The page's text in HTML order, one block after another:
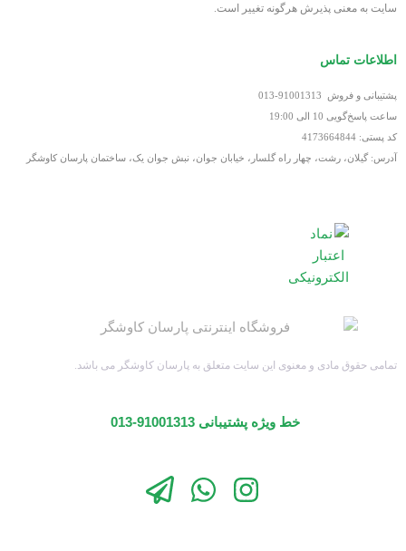
سایت به معنی پذیرش هرگونه تغییر است.
اطلاعات تماس
پشتیبانی و فروش 91001313-013
ساعت پاسخ‌گویی 10 الی 19:00
کد پستی: 4173664844
آدرس: گیلان، رشت، چهار راه گلسار، خیابان جوان، نبش جوان یک، ساختمان پارسان کاوشگر
تمامی حقوق مادی و معنوی این سایت متعلق به پارسان کاوشگر می باشد.
خط ویژه پشتیبانی 91001313-013